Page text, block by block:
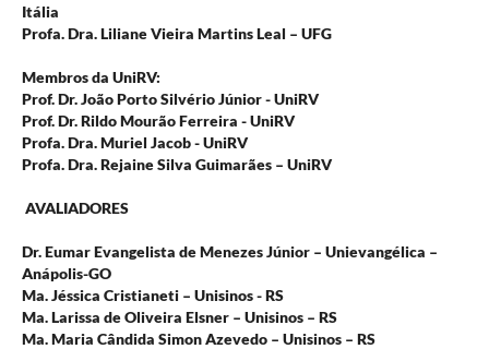
Itália
Profa. Dra. Liliane Vieira Martins Leal – UFG
Membros da UniRV:
Prof. Dr. João Porto Silvério Júnior - UniRV
Prof. Dr. Rildo Mourão Ferreira - UniRV
Profa. Dra. Muriel Jacob - UniRV
Profa. Dra. Rejaine Silva Guimarães – UniRV
AVALIADORES
Dr. Eumar Evangelista de Menezes Júnior – Unievangélica –
Anápolis-GO
Ma. Jéssica Cristianeti – Unisinos - RS
Ma. Larissa de Oliveira Elsner – Unisinos – RS
Ma. Maria Cândida Simon Azevedo – Unisinos – RS